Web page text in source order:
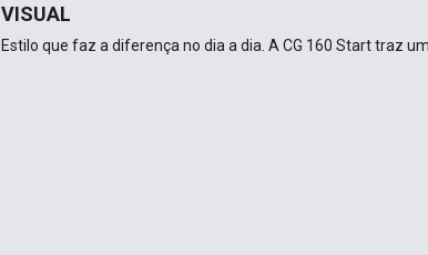
VISUAL
Estilo que faz a diferença no dia a dia. A CG 160 Start traz